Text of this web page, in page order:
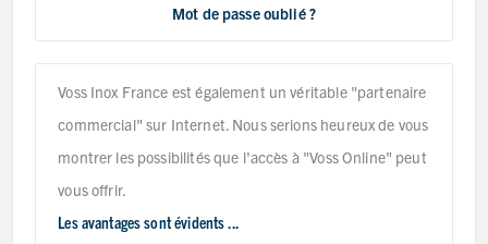
Mot de passe oublié ?
Voss Inox France est également un véritable "partenaire
commercial" sur Internet. Nous serions heureux de vous
montrer les possibilités que l'accès à "Voss Online" peut
vous offrir.
Les avantages sont évidents ...